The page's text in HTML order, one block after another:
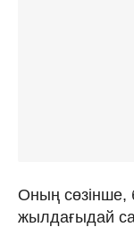
Оның сөзінше,
жылдағыдай